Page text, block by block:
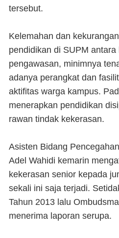
tersebut.
Kelemahan dan
pendidikan di SUPM
pengawasan, minimnya
adanya perangkat dan
aktifitas warga kampus.
menerapkan pendidikan
rawan tindak kekerasan.
Asisten Bidang
Adel Wahidi kemarin
kekerasan senior kepada
sekali ini saja terjadi.
Tahun 2013 lalu
menerima laporan serupa.